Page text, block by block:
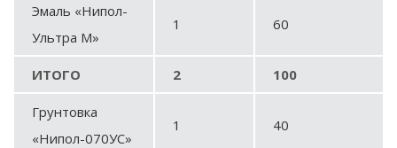
Эмаль «Нипол-
Ультра М»
1 60
ИТОГО 2 100
Грунтовка
«Нипол-070УС»
1 40